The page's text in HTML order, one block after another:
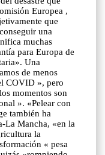
Europea ,
que
una
muchas
para Europa de
Una
de menos
COVID », pero
momentos son
». «Pelear con
también ha
La Mancha, «en la
la
« pesa